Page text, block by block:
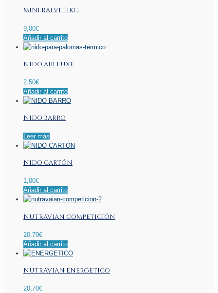
múltiples
opciones
se
elegir
página
de
MINERALVIT 1KG
9,00€
Añadir al carrito
NIDO AIR LUXE
2,50€
Añadir al carrito
NIDO BARRO
Leer más
NIDO CARTÓN
1,00€
Añadir al carrito
NUTRAVIAN COMPETICIÓN
20,70€
Añadir al carrito
NUTRAVIAN ENERGETICO
20,70€